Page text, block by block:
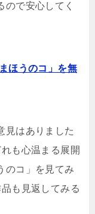
ので安心してく
ほうのコ」を無
見はありました
も心温まる展開
のコ」を見てみ
も見返してみる